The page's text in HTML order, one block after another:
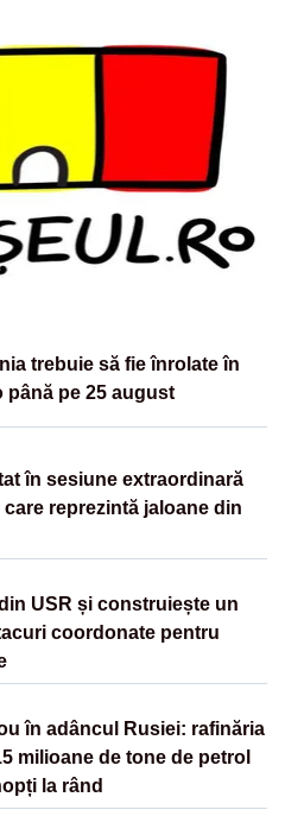
trebuie să fie înrolate în
până pe 25 august
în sesiune extraordinară
reprezintă jaloane din
USR și construiește un
coordonate pentru
în adâncul Rusiei: rafinăria
milioane de tone de petrol
la rând